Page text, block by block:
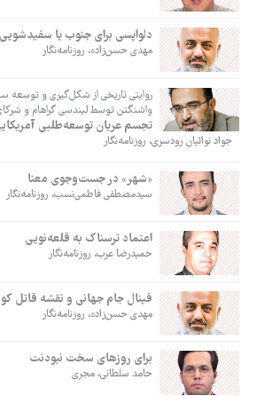
دلواپسی برای جنوب یا
مهدی حسن‌زاده، روزنامه‌نگار
روایتی تاریخی از شکل‌گیری و توسعه
واشنگتن توسط لیندسی گراهام و
تجسم عریان توسعه‌طلبی آمریکایی
جواد نوائیان رودسری، روزنامه‌نگار
«شهر» در جست‌وجوی معنا
سیدمصطفی فاطمی‌نسب، روزنامه‌نگار
اعتماد ترسناک به قلعه‌نویی
حمیدرضا عرب، روزنامه‌نگار
فینال جام جهانی و نقشه قاتل
مهدی حسن‌زاده، روزنامه‌نگار
برای روزهای سخت نبودنت
حامد سلطانی، مجری